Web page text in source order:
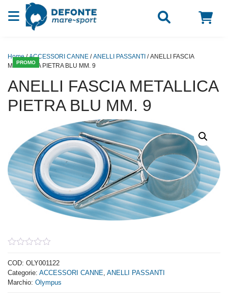
Vai al contenuto
PROMO
Home/ACCESSORI CANNE /ANELLI PASSANTI / ANELLI FASCIA
METALLICA PIETRA BLU MM. 9
ANELLI FASCIA METALLICA
PIETRA BLU MM. 9
out
of
5
COD: OLY001122
Categorie: ACCESSORI CANNE, ANELLI PASSANTI
Marchio: Olympus